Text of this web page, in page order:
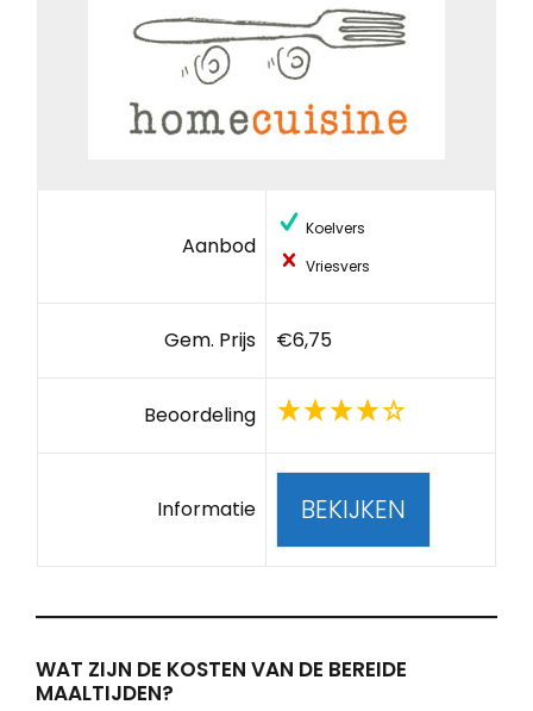
Aanbod
Koelvers
Vriesvers
Gem. Prijs €6,75
Beoordeling
Informatie BEKIJKEN
WAT ZIJN DE KOSTEN VAN DE BEREIDE
MAALTIJDEN?